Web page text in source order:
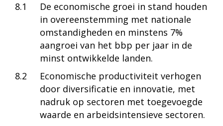
8.1
De economische groei in stand houden
in overeenstemming met nationale
omstandigheden en minstens 7%
aangroei van het bbp per jaar in de
minst ontwikkelde landen.
8.2
Economische productiviteit verhogen
door diversificatie en innovatie, met
nadruk op sectoren met toegevoegde
waarde en arbeidsintensieve sectoren.